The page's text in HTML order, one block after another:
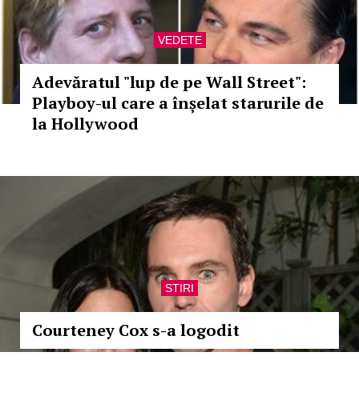
VEDETE
Adevăratul "lup de pe Wall Street":
Playboy-ul care a înșelat starurile de
la Hollywood
STIRI
Courteney Cox s-a logodit